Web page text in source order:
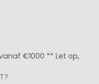
€1000 ** Let op,